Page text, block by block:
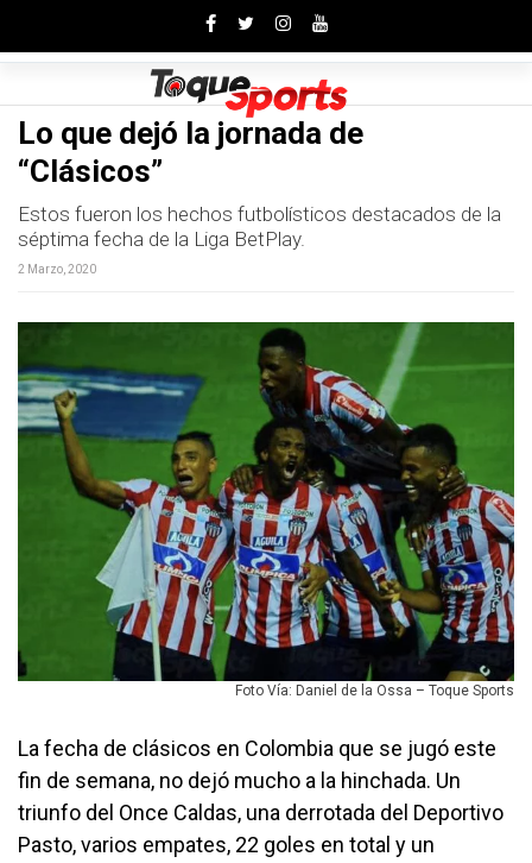
Lo que dejó la jornada de
“Clásicos”
Estos fueron los hechos futbolísticos destacados de la
séptima fecha de la Liga BetPlay.
2 Marzo, 2020
Foto Vía: Daniel de la Ossa – Toque Sports
La fecha de clásicos en Colombia que se jugó este
fin de semana, no dejó mucho a la hinchada. Un
triunfo del Once Caldas, una derrotada del Deportivo
Pasto, varios empates, 22 goles en total y un